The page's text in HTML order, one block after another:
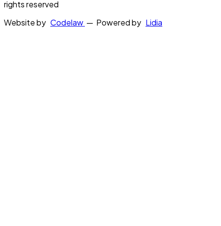
rights reserved
Website by Codelaw — Powered by Lidia